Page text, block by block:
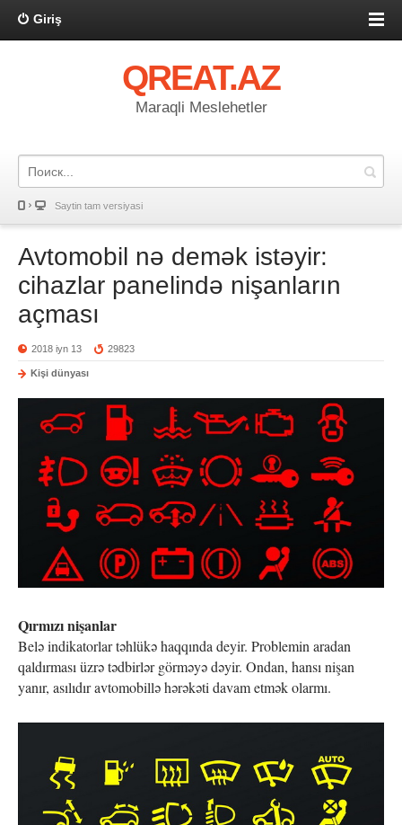
Giriş
QREAT.AZ
Maraqli Meslehetler
Saytin tam versiyasi
Avtomobil nə demək istəyir:
cihazlar panelində nişanların
açması
2018 iyn 13 29823
Kişi dünyası
Qırmızı nişanlar
Belə indikatorlar təhlükə haqqında deyir. Problemin aradan
qaldırması üzrə tədbirlər görməyə dəyir. Ondan, hansı nişan
yanır, asılıdır avtomobillə hərəkəti davam etmək olarmı.